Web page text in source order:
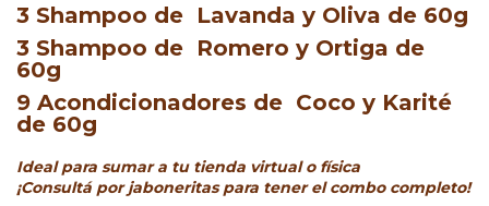
3 Shampoo de Lavanda y Oliva de 60g
3 Shampoo de Romero y Ortiga de
60g
9 Acondicionadores de Coco y Karité
de 60g
Ideal para sumar a tu tienda virtual o física
¡Consultá por jaboneritas para tener el combo completo!